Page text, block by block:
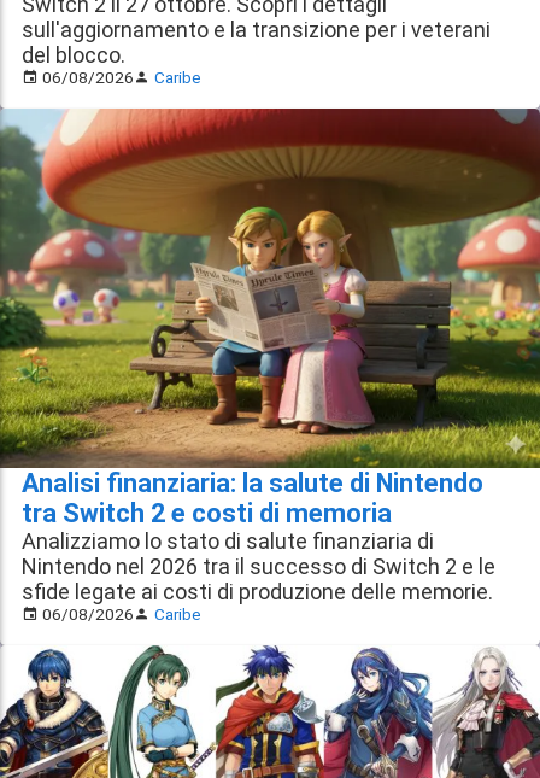
sull'aggiornamento e la transizione per i veterani
del blocco.
06/08/2026 Caribe
Analisi finanziaria: la salute di Nintendo
tra Switch 2 e costi di memoria
Analizziamo lo stato di salute finanziaria di
Nintendo nel 2026 tra il successo di Switch 2 e le
sfide legate ai costi di produzione delle memorie.
06/08/2026 Caribe